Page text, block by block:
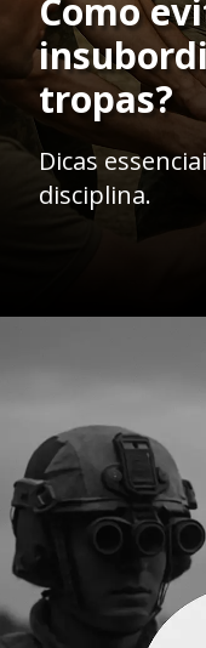
Como
tropas?
Dicas
disciplina.